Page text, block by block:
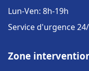
Lun-Ven: 8h-19h
Service d'urgence
Zone